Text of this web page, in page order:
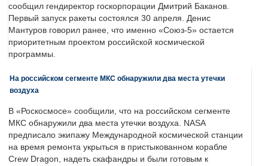
сообщил гендиректор госкорпорации Дмитрий Баканов.
Первый запуск ракеты состоялся 30 апреля. Денис
Мантуров говорил ранее, что именно «Союз-5» остается
приоритетным проектом российской космической
программы.
На российском сегменте МКС обнаружили два места утечки
воздуха
В «Роскосмосе» сообщили, что на российском сегменте
МКС обнаружили два места утечки воздуха. NASA
предписало экипажу Международной космической станции
на время ремонта укрыться в пристыкованном корабле
Crew Dragon, надеть скафандры и были готовым к